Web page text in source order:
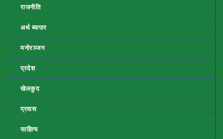
राजनीति
अर्थ ब्यापार
मनोरञ्जन
प्रदेश
खेलकुद
प्रवास
साहित्य